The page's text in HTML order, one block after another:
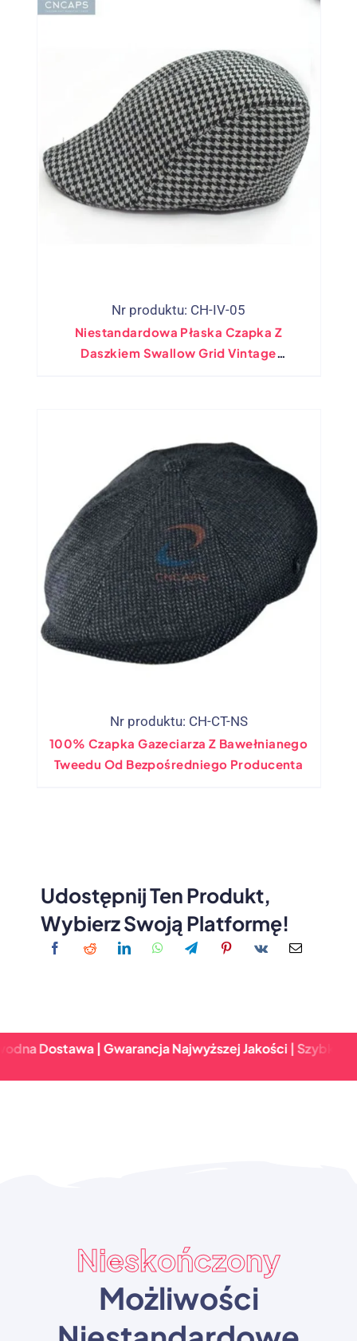
Nr produktu: CH-IV-05
Niestandardowa Płaska Czapka Z
Daszkiem Swallow Grid Vintage
Nr produktu: CH-CT-NS
100% Czapka Gazeciarza Z Bawełnianego
Tweedu Od Bezpośredniego Producenta
Udostępnij Ten Produkt,
Wybierz Swoją Platformę!
| Gwarancja Najwyższej Jakości | Szybki Zwrot &
Nieskończony
Możliwości